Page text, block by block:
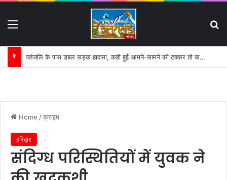
पतंजलि के पास डबल सड़क हादसा, कही हुई आमने-सामने की टक्कर तो कही पर डिवाइडर से टकराई बाइक:
Home /क्राइम
हरिद्वार
संदिग्ध परिस्थितियों में युवक ने